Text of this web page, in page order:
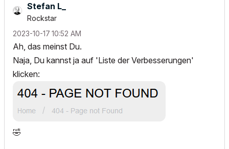
Stefan L_
Rockstar
‎2023-10-17 10:52 AM
Ah, das meinst Du.
Naja, Du kannst ja auf 'Liste der Verbesserungen'
klicken:
🤣